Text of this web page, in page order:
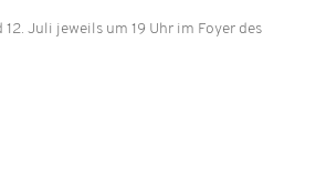
12. Juli jeweils um 19 Uhr im Foyer des